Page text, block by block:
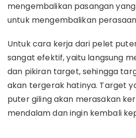
mengembalikan pasangan
untuk mengembalikan
Untuk cara kerja dari pelet
sangat efektif, yaitu langsung
dan pikiran target, sehingga
akan tergerak hatinya. Target
puter giling akan merasakan
mendalam dan ingin kembali